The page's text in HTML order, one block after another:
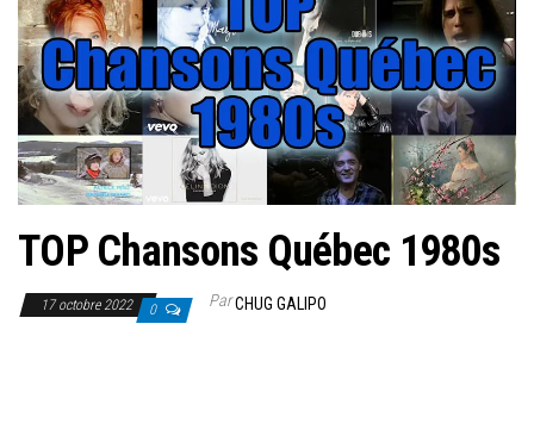
TOP Chansons Québec 1980s
17 octobre 2022 0 ParCHUG GALIPO